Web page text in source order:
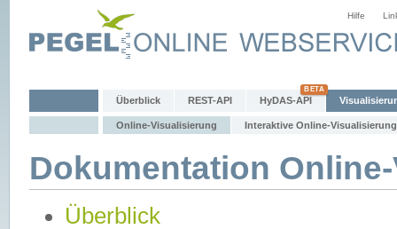
Hilfe
Überblick REST-API HyDAS-API
Online-Visualisierung Interaktive Online-Visualisierung
Dokumentation
Überblick